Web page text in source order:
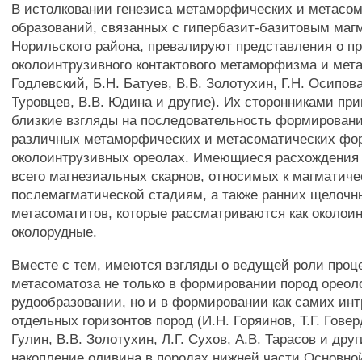
В истолковании генезиса метаморфических и
образований, связанных с гипербазит-базитовым
Норильского района, превалируют представления о
околоинтрузивного контактового метаморфизма и
Годлевский, Б.Н. Батуев, В.В. Золотухин, Г.Н.
Туровцев, В.В. Юдина и другие). Их сторонниками
близкие взгляды на последовательность
различных метаморфических и метасоматических
околоинтрузивных ореолах. Имеющиеся
всего магнезиальных скарнов, относимых к
послемагматической стадиям, а также ранних
метасоматитов, которые рассматриваются как
околорудные.
Вместе с тем, имеются взгляды о ведущей роли
метасоматоза не только в формировании пород
рудообразовании, но и в формировании как самих
отдельных горизонтов пород (И.Н. Горяинов, Т.Г.
Гулин, В.В. Золотухин, Л.Г. Сухов, А.В. Тарасов и